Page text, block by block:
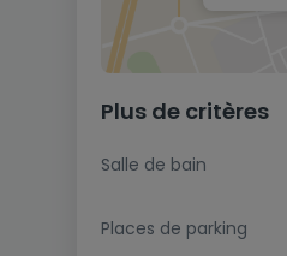
Plus de critères
Salle de bain
Places de parking